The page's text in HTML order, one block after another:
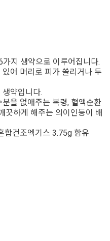
지 생약으로 이루어집니다.
어 머리로 피가 쏠리거나 두
약입니다.
을 없애주는 복령, 혈액순환
끗하게 해주는 의이인등이 배
합건조엑기스 3.75g 함유